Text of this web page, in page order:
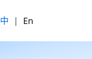
中 | En